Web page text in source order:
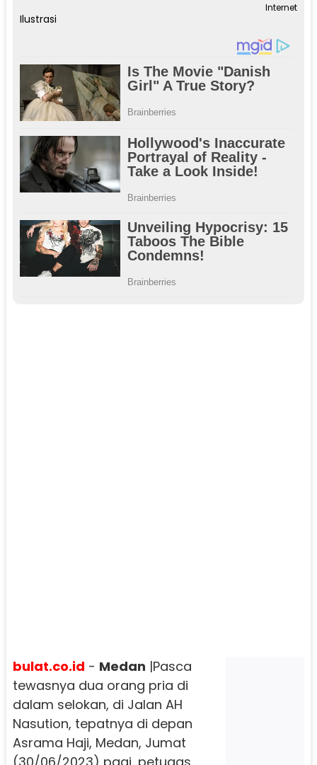
Internet
Ilustrasi
bulat.co.id - Medan |Pasca
tewasnya dua orang pria di
dalam selokan, di Jalan AH
Nasution, tepatnya di depan
Asrama Haji, Medan, Jumat